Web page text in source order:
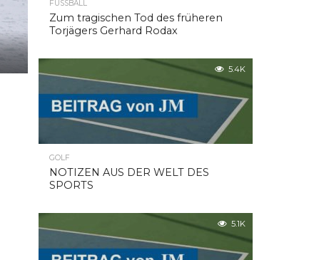
FUSSBALL
Zum tragischen Tod des früheren
Torjägers Gerhard Rodax
5.4K
GOLF
NOTIZEN AUS DER WELT DES
SPORTS
5.1K